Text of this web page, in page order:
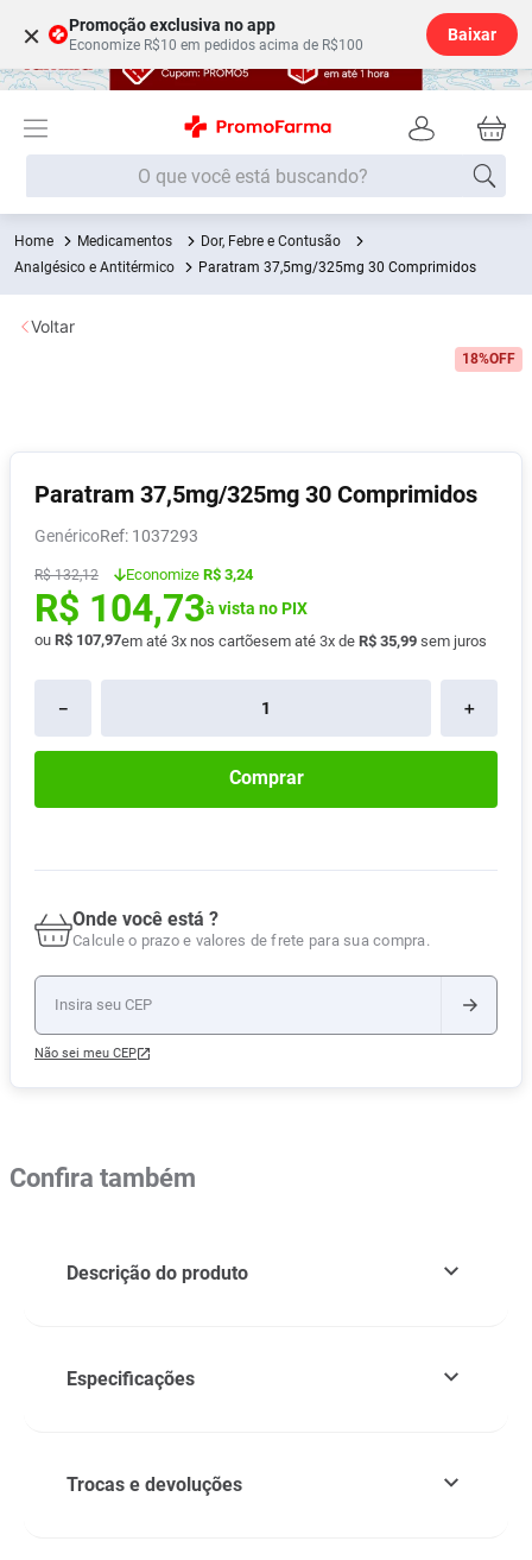
× Promoção exclusiva no app
Economize R$10 em pedidos acima de R$100
Baixar
O que você está buscando?
Medicamentos
Dor, Febre e Contusão
Analgésico e Antitérmico
Paratram 37,5mg/325mg 30 Comprimidos
18%OFF
Paratram 37,5mg/325mg 30 Comprimidos
Genérico : 1037293
R$ 132,12 Economize R$ 3,24
R$ 104,73à vista no PIX
ou R$ 107,97em até 3x nos cartõesem até 3x de R$ 35,99 sem juros
＋
－
Comprar
Onde você está ?
Calcule o prazo e valores de frete para sua compra.
Não sei meu CEP
Voltar
Confira também
Descrição do produto
Especificações
Trocas e devoluções
Termos mais buscados
1º Fralda
2
5º Fralda G
6º Desodorante
9 Vitamina D
10º Soro Fisiológico